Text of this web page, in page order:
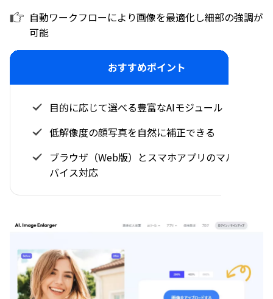
自動ワークフローにより画像を最適化し細部の強調が
可能
おすすめポイント
目的に応じて選べる豊富なAIモジュール
低解像度の顔写真を自然に補正できる
ブラウザ（Web版）とスマホアプリのマルチデ
バイス対応